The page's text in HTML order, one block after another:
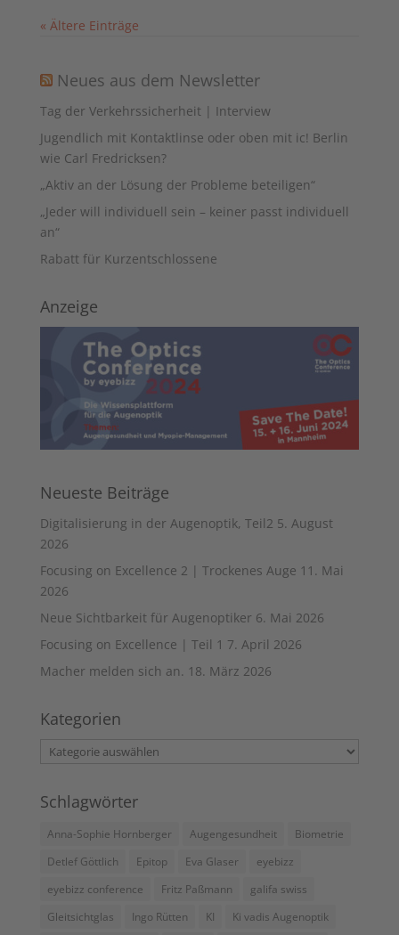
« Ältere Einträge
Neues aus dem Newsletter
Tag der Verkehrssicherheit | Interview
Jugendlich mit Kontaktlinse oder oben mit ic! Berlin
wie Carl Fredricksen?
„Aktiv an der Lösung der Probleme beteiligen“
„Jeder will individuell sein – keiner passt individuell
an“
Rabatt für Kurzentschlossene
Anzeige
Neueste Beiträge
Digitalisierung in der Augenoptik, Teil2 5. August
2026
Focusing on Excellence 2 | Trockenes Auge 11. Mai
2026
Neue Sichtbarkeit für Augenoptiker 6. Mai 2026
Focusing on Excellence | Teil 1 7. April 2026
Macher melden sich an. 18. März 2026
Kategorien
Kategorien
Schlagwörter
Anna-Sophie Hornberger Augengesundheit
Biometrie
Detlef Göttlich
Epitop Eva Glaser
eyebizz
eyebizz conference
Fritz Paßmann
galifa swiss
Gleitsichtglas
Ingo Rütten KI
Ki vadis Augenoptik